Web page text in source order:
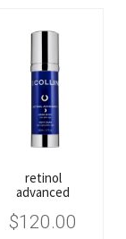
retinol
advanced
$120.00